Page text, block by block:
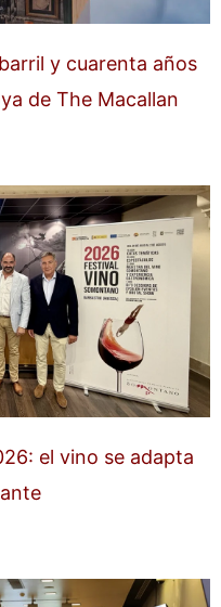
y cuarenta años
de The Macallan
el vino se adapta